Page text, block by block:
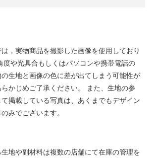
，実物商品を撮影した画像を使用しており
度や光具合もしくはパソコンや携帯電話の
生地と画像の色に差が出てしまう可能性が
かじめご了承ください。 また、生地の参
掲載している写真は、あくまでもデザイン
みでございます。
地や副材料は複数の店舗にて在庫の管理を